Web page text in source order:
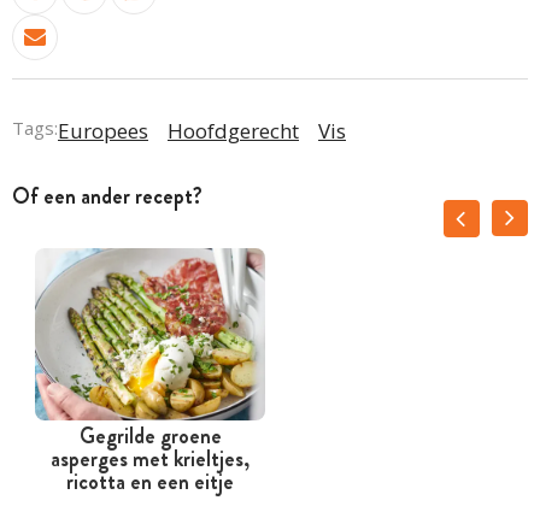
Tags:Europees Hoofdgerecht Vis
Of een ander recept?
Gegrilde groene
asperges met krieltjes,
ricotta en een eitje